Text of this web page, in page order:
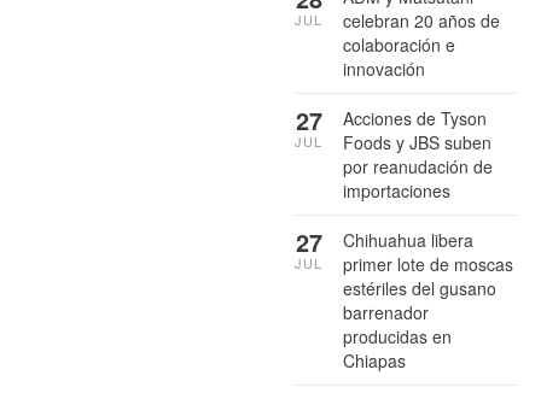
celebran 20 años de
colaboración e
innovación
JUL
Acciones de Tyson
Foods y JBS suben
por reanudación de
importaciones
27
JUL
Chihuahua libera
primer lote de moscas
estériles del gusano
barrenador
producidas en
Chiapas
27
JUL